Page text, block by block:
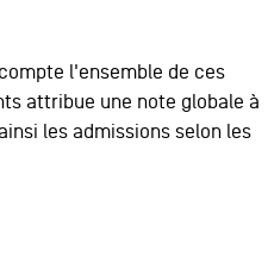
l'ensemble de ces
attribue une note globale à
les admissions selon les